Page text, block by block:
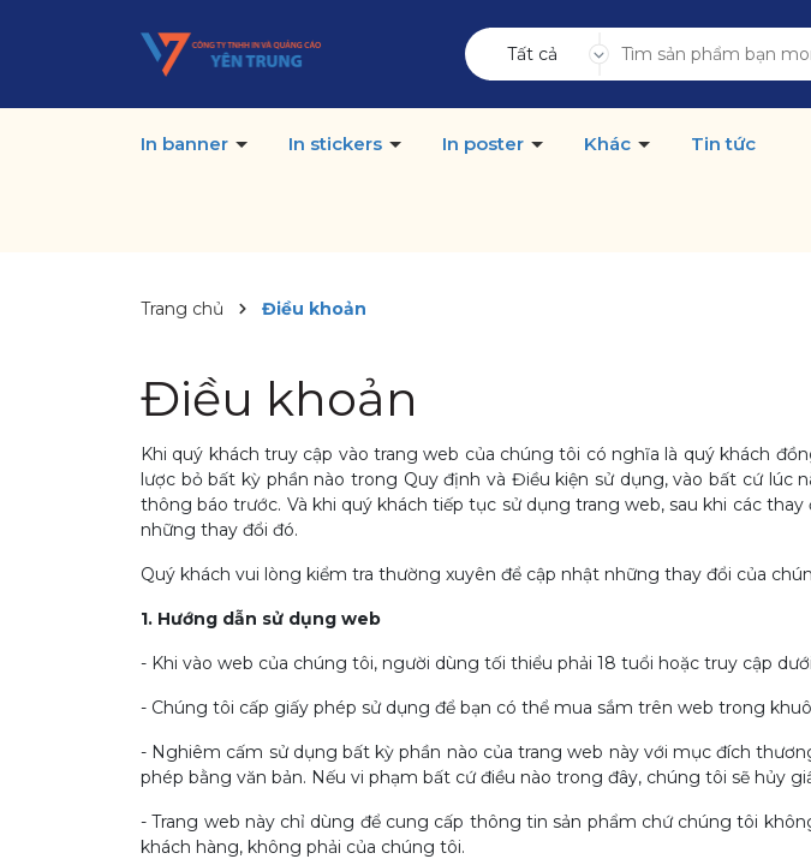
Tất cả
In banner In stickers In poster Khác Tin tức
Trang chủ Điều khoản
Điều khoản
Khi quý khách truy cập vào trang web của chúng tôi có nghĩa là quý khách
lược bỏ bất kỳ phần nào trong Quy định và Điều kiện sử dụng, vào bất cứ lúc
thông báo trước. Và khi quý khách tiếp tục sử dụng trang web, sau khi các
những thay đổi đó.
Quý khách vui lòng kiểm tra thường xuyên để cập nhật những thay đổi của
1. Hướng dẫn sử dụng web
- Khi vào web của chúng tôi, người dùng tối thiểu phải 18 tuổi hoặc truy cập
- Chúng tôi cấp giấy phép sử dụng để bạn có thể mua sắm trên web trong
- Nghiêm cấm sử dụng bất kỳ phần nào của trang web này với mục đích
phép bằng văn bản. Nếu vi phạm bất cứ điều nào trong đây, chúng tôi sẽ hủy
- Trang web này chỉ dùng để cung cấp thông tin sản phẩm chứ chúng tôi
khách hàng, không phải của chúng tôi.